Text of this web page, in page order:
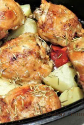
תמונה: pixabay